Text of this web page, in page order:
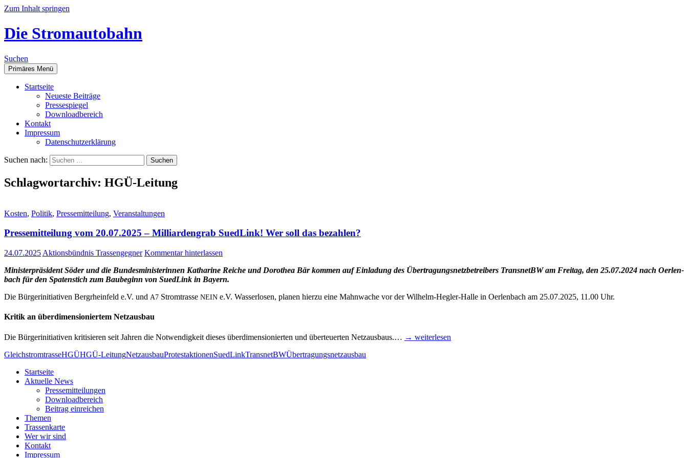
Zum Inhalt springen
Die Stromautobahn
Suchen
Primäres Menü
Start­sei­te
Neu­es­te Beiträge
Pres­se­spie­gel
Down­load­be­reich
Kon­takt
Impres­sum
Daten­schutz­er­klä­rung
Suchen nach:
Schlagwortarchiv: HGÜ-Leitung
Kosten, Politik, Pressemitteilung, Veranstaltungen
Pres­se­mit­tei­lung vom 20.07.2025 – Mil­li­ar­den­grab Sued­Link! Wer soll das bezahlen?
24.07.2025 Aktionsbündnis Trassengegner Kommentar hinterlassen
Minis­ter­prä­si­dent Söder und die Bun­des­mi­nis­te­rin­nen Katha­ri­ne Rei­che und Doro­thea Bär kom­men auf Ein­la­dung des Über­tra­gungs­netz­be­trei­bers Trans­netBW am Frei­tag, den 25.07.2024 nach Oer­len­
bach für den Spa­ten­stich zum Bau­be­ginn von Sued­Link in Bay­ern.
Die Bür­ger­initia­ti­ven Berg­rhein­feld e.V. und A7 Strom­tras­se NEIN e.V. Was­ser­lo­sen, pla­nen hier­zu eine Mahn­wa­che vor der Wil­helm-Heg­­ler-Hal­­le in Oer­len­bach am 25.07.2025, 11.00 Uhr.
Kri­tik an über­di­men­sio­nier­tem Netz­aus­bau
Die Bür­ger­initia­ti­ven kri­ti­sie­ren seit Jah­ren die Not­wen­dig­keit die­ses über­di­men­sio­nier­ten und über­teu­er­ten Netz­aus­baus.… → wei­ter­le­sen
GleichstromtrasseHGÜHGÜ-LeitungNetzausbauProtestaktionenSuedLinkTransnetBWÜbertragungsnetzausbau
Start­sei­te
Aktu­el­le News
Pres­se­mit­tei­lun­gen
Down­load­be­reich
Bei­trag einreichen
The­men
Tras­sen­kar­te
Wer wir sind
Kon­takt
Impres­sum